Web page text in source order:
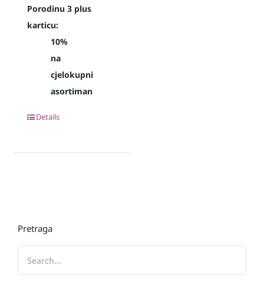
Porodinu 3 plus
karticu:
10%
na
cjelokupni
asortiman
Details
Pretraga